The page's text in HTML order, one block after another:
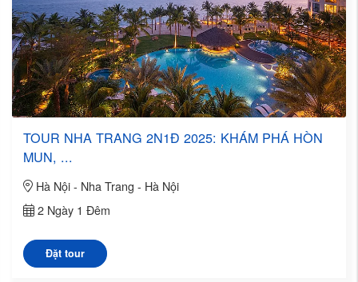
TOUR NHA TRANG 2N1Đ 2025: KHÁM PHÁ HÒN
MUN, ...
Hà Nội - Nha Trang - Hà Nội
2 Ngày 1 Đêm
Đặt tour